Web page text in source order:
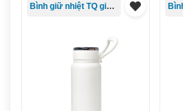
Bình giữ nhiệt TQ giá rẻ